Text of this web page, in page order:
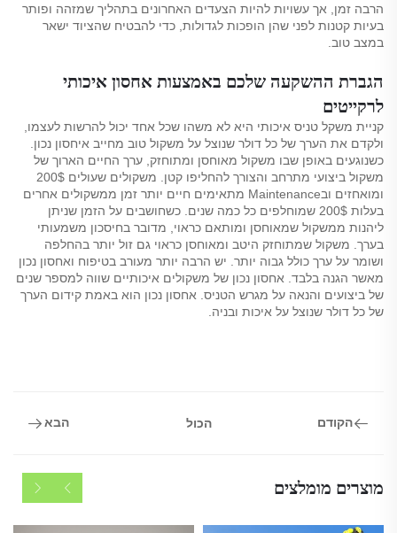
הרבה זמן, אך עשויות להיות הצעדים האחרונים בתהליך שמזהה ופותר
בעיות קטנות לפני שהן הופכות לגדולות, כדי להבטיח שהציוד ישאר
במצב טוב.
הגברת ההשקעה שלכם באמצעות אחסון איכותי
לרקייטים
קניית משקל טניס איכותי היא לא משהו שכל אחד יכול להרשות לעצמו,
ולקדם את הערך של כל דולר שנוצל על משקול טוב מחייב איחסון נכון.
כשנוגעים באופן שבו משקול מאוחסן ומתוחזק, ערך החיים הארוך של
משקול ביצועי מתרחב והצורך להחליפו קטן. משקולים שעולים 200$
ומואחזים ובMaintenance מתאימים חיים יותר זמן ממשקולים אחרים
בעלות 200$ שמוחלפים כל כמה שנים. כשחושבים על הזמן שניתן
ליהנות ממשקול שמאוחסן ומותאם כראוי, מדובר בחיסכון משמעותי
בערך. משקול שמתוחזק היטב ומאוחסן כראוי גם זול יותר בהחלפה
ושומר על ערך כולל גבוה יותר. יש הרבה יותר מעורב בטיפוח ואחסון נכון
מאשר הגנה בלבד. אחסון נכון של משקולים איכותיים שווה למספר שנים
של ביצועים והנאה על מגרש הטניס. אחסון נכון הוא באמת קידום הערך
של כל דולר שנוצל על איכות ובניה.
הקודם הכול הבא
מוצרים מומלצים